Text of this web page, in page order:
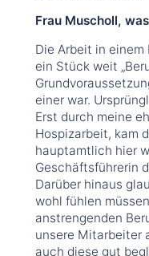
Frau Muscholl,
Die Arbeit in
ein Stück weit
einer war.
Erst durch meine
Hospizarbeit, kam
hauptamtlich hier
Geschäftsführerin
Darüber hinaus
wohl fühlen
anstrengenden
unsere Mitarbeiter
auch diese gut